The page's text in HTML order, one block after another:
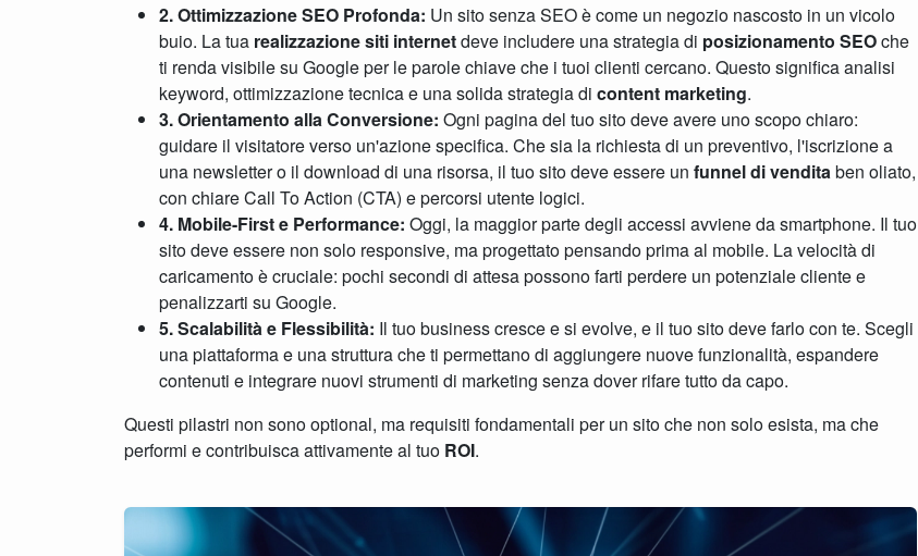
2. Ottimizzazione SEO Profonda: Un sito senza SEO è come un negozio nascosto in un vicolo
buio. La tua realizzazione siti internetdeve includere una strategia di posizionamento SEOche
ti renda visibile su Google per le parole chiave che i tuoi clienti cercano. Questo significa analisi
keyword, ottimizzazione tecnica e una solida strategia di content marketing.
3. Orientamento alla Conversione: Ogni pagina del tuo sito deve avere uno scopo chiaro:
guidare il visitatore verso un'azione specifica. Che sia la richiesta di un preventivo, l'iscrizione a
una newsletter o il download di una risorsa, il tuo sito deve essere un funnel di venditaben oliato,
con chiare Call To Action (CTA) e percorsi utente logici.
4. Mobile-First e Performance: Oggi, la maggior parte degli accessi avviene da smartphone. Il tuo
sito deve essere non solo responsive, ma progettato pensando prima al mobile. La velocità di
caricamento è cruciale: pochi secondi di attesa possono farti perdere un potenziale cliente e
penalizzarti su Google.
5. Scalabilità e Flessibilità: Il tuo business cresce e si evolve, e il tuo sito deve farlo con te. Scegli
una piattaforma e una struttura che ti permettano di aggiungere nuove funzionalità, espandere
contenuti e integrare nuovi strumenti di marketing senza dover rifare tutto da capo.
Questi pilastri non sono optional, ma requisiti fondamentali per un sito che non solo esista, ma che
performi e contribuisca attivamente al tuo ROI.